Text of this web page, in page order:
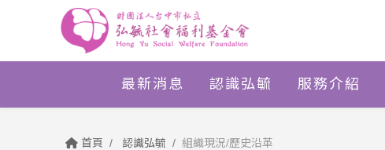
最新消息 認識弘毓 服務介紹
首頁 認識弘毓 組織現況/歷史沿革